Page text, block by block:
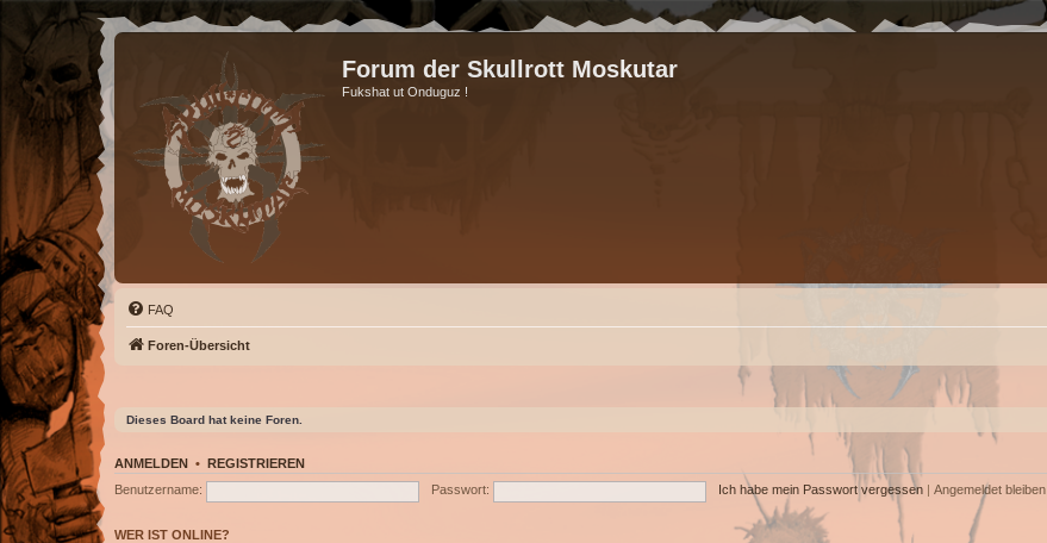
Forum der Skullrott Moskutar
Fukshat ut Onduguz !
FAQ
Foren-Übersicht
Dieses Board hat keine Foren.
ANMELDEN • REGISTRIEREN
Benutzername:
Passwort: Ich habe mein Passwort vergessen Angemeldet bleiben
WER IST ONLINE?